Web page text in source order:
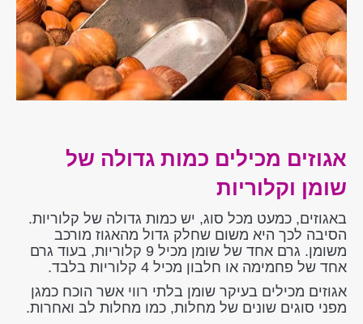
אגוזים מכילים כמות גדולה של
שומן וקלוריות
באגוזים, כמעט מכל סוג, יש כמות גדולה של קלוריות.
הסיבה לכך היא משום שחלק גדול מהאגוז מורכב
משומן. גרם אחד של שומן מכיל 9 קלוריות, בעוד גרם
אחד של פחמימה או חלבון מכיל 4 קלוריות בלבד.
אגוזים מכילים בעיקר שומן בלתי רווי אשר הוכח כמגן
מפני סוגים שונים של מחלות, כמו מחלות לב ואחרות.